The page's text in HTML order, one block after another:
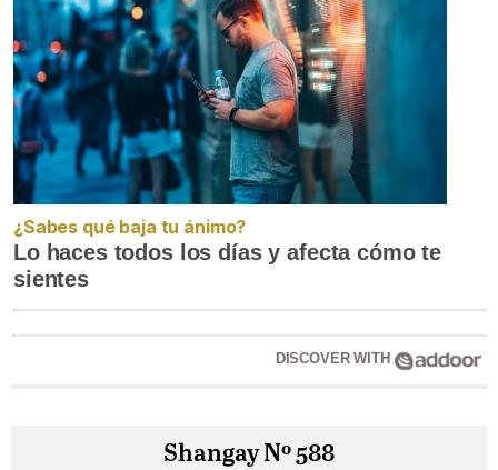
¿Sabes qué baja tu ánimo?
Lo haces todos los días y afecta cómo te
sientes
DISCOVER WITH
Shangay Nº 588